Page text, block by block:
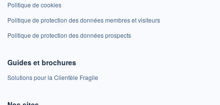
Politique de cookies
Politique de protection des données membres et visiteurs
Politique de protection des données prospects
Guides et brochures
Solutions pour la Clientèle Fragile